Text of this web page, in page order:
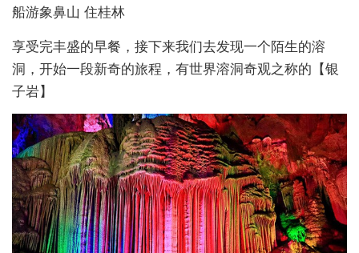
船游象鼻山 住桂林
享受完丰盛的早餐，接下来我们去发现一个陌生的溶
洞，开始一段新奇的旅程，有世界溶洞奇观之称的【银
子岩】